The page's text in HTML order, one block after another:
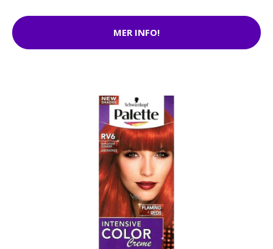
MER INFO!